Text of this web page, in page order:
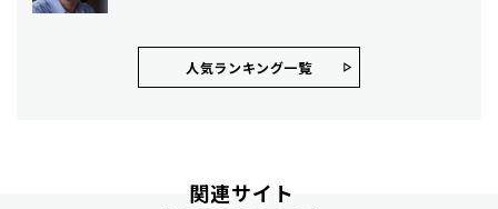
人気ランキング⼀覧
関連サイト